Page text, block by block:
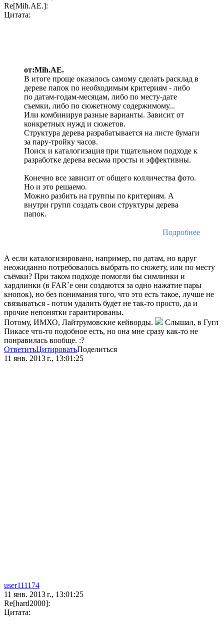
Re[Mih.AE.]:
Цитата:
от:Mih.AE.
В итоге проще оказалось самому сделать расклад в
дереве папок по необходимым критериям - либо
по датам-годам-месяцам, либо по месту-дате
съемки, либо по сюжетному содержимому...
Или комбинируя разные варианты. Зависит от
конкретных нужд и сюжетов.
Структура дерева разрабатывается на листе бумаги
за пару-тройку часов.
Поиск и каталогизация при тщательном подходе к
разработке дерева весьма просты и эффективны.
Конечно все зависит от общего колличества фото.
Но и это решаемо.
Можно разбить на группы по критериям. А
внутри групп создать свои структуры дерева
папок.
Подробнее
А если каталогизировано, например, по датам, но вдруг
неожиданно потребовалось выбрать по сюжету, или по месту
съёмки? При таком подходе помогли бы симлинки и
хардлинки (в FAR`е они создаются за одно нажатие пары
кнопок), но без понимания того, что это есть такое, лучше не
связываться - потом удалить будет не так-то просто, да и
прочие непонятки гарантированы.
Потому, ИМХО, Лайтрумовские кейворды.
Слышал, в Гугл
Пикасе что-то подобное есть, но она мне сразу как-то не
понравилась вообще. :?
ОтветитьЦитироватьПоделиться
11 янв. 2013 г., 13:01:25
user111174
11 янв. 2013 г., 13:01:25
Re[hard2000]:
Цитата: